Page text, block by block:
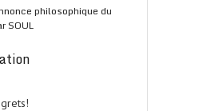
philosophique du
SOUL